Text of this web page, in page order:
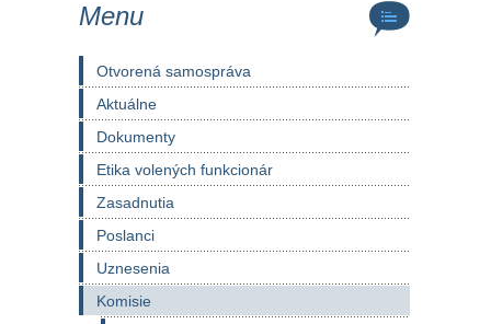
Menu
Otvorená samospráva
Aktuálne
Dokumenty
Etika volených funkcionár
Zasadnutia
Poslanci
Uznesenia
Komisie